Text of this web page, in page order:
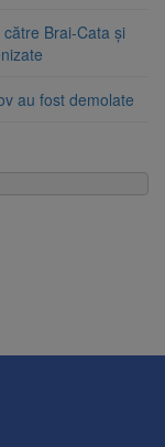
Brai-Cata și
au fost demolate